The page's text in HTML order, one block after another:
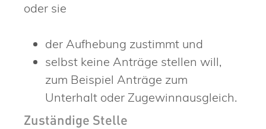
oder sie
der Aufhebung zustimmt und
selbst keine Anträge stellen will,
zum Beispiel Anträge zum
Unterhalt oder Zugewinnausgleich.
Zuständige Stelle